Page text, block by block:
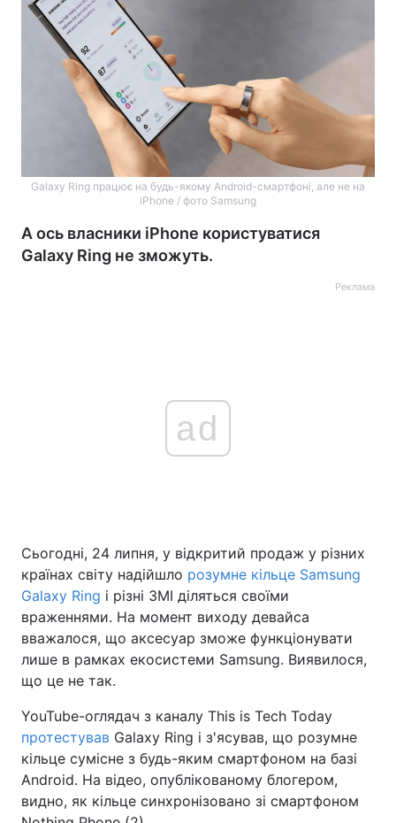
Galaxy Ring працює на будь-якому Android-смартфоні, але не на
iPhone / фото Samsung
А ось власники iPhone користуватися
Galaxy Ring не зможуть.
Реклама
ad
Сьогодні, 24 липня, у відкритий продаж у різних
країнах світу надійшло розумне кільце Samsung
Galaxy Ring і різні ЗМІ діляться своїми
враженнями. На момент виходу девайса
вважалося, що аксесуар зможе функціонувати
лише в рамках екосистеми Samsung. Виявилося,
що це не так.
YouTube-оглядач з каналу This is Tech Today
протестував Galaxy Ring і з'ясував, що розумне
кільце сумісне з будь-яким смартфоном на базі
Android. На відео, опублікованому блогером,
видно, як кільце синхронізовано зі смартфоном